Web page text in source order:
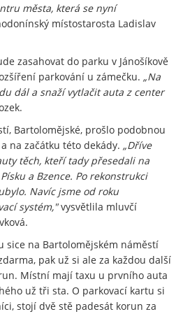
města, která se nyní
místostarosta Ladislav
zasahovat do parku v Jánošíkově
parkování u zámečku. „Na
dál a snaží vytlačit auta z center
Bartolomějské, prošlo podobnou
na začátku této dekády. „Dříve
těch, kteří tady přesedali na
a Bzence. Po rekonstrukci
Navíc jsme od roku
systém,"vysvětlila mluvčí
sice na Bartolomějském náměstí
pak už si ale za každou další
Místní mají taxu u prvního auta
už tři sta. O parkovací kartu si
stojí dvě stě padesát korun za